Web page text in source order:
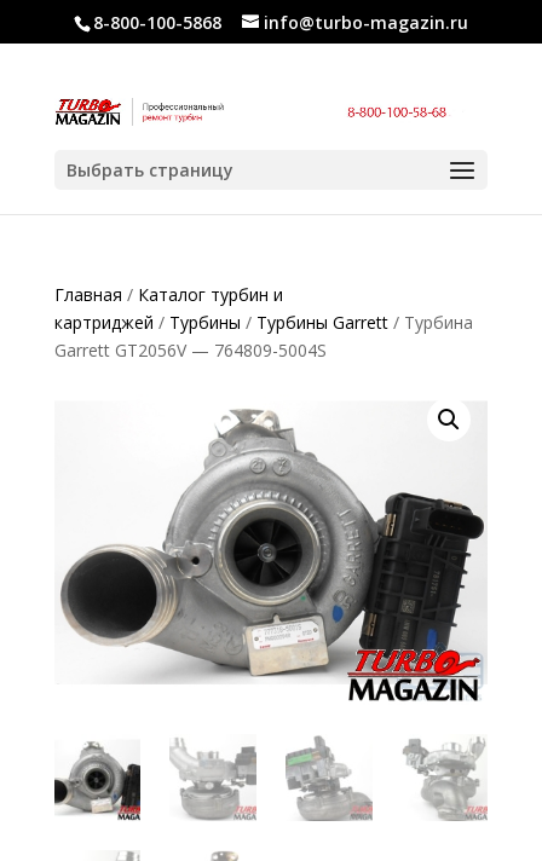
8-800-100-5868 info@turbo-magazin.ru
Выбрать страницу
Главная / Каталог турбин и
картриджей / Турбины / Турбины Garrett/ Турбина
Garrett GT2056V — 764809-5004S